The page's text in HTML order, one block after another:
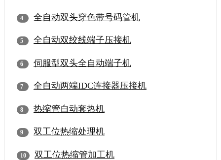
全自动双头穿色带号码管机
全自动双绞线端子压接机
伺服型双头全自动端子机
全自动两端IDC连接器压接机
热缩管自动套热机
双工位热缩处理机
双工位热缩管加工机